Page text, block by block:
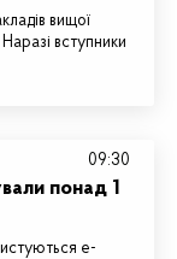
вищої
вступники
понад 1
е-
09:30